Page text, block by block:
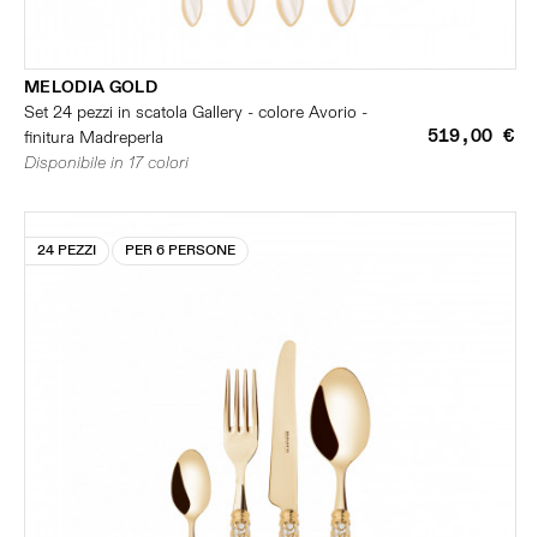
MELODIA GOLD
Set 24 pezzi in scatola Gallery - colore Avorio -
finitura Madreperla
519,00 €
Disponibile in 17 colori
24 PEZZI PER 6 PERSONE